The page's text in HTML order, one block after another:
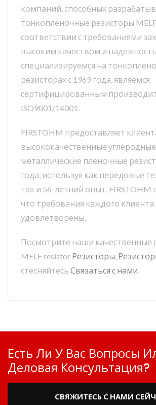
компаний, способных
тонкопленочные резисторы
соответствии с требованиями
высоким качеством и
специализируемся на
резисторах с 1969 года, являемся
сертифицированным
ISO9001/14001.
FIRSTOHM предоставляет
высококачественные
металлические пленочные
года, используя как передовые
так и 56-летний опыт, FIRSTOHM
что требования каждого клиента
удовлетворены.
Посмотрите наши качественные
MELF resistor Резисторы,
стесняйтесь Связаться с нами.
Есть Ли У Вас Вопросы
Деловая Консультация?
СВЯЖИТЕСЬ С НАМИ